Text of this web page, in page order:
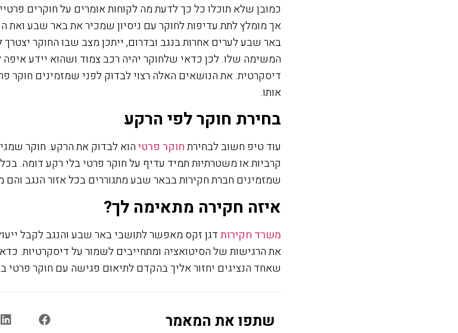
כמובן שלא תוכלו כל כך לדעת מה לקוחות אומרים על חוקרים
אך מומלץ לתת עדיפות לחוקר עם ניסיון שמכיר את באר שבע ואת
באר שבע לערים אחרות בנגב ובדרום, ייתכן מצב שבו החוקר
המשימה שלו. לכן כדאי שלחוקר יהיה רכב צמוד ושהוא יידע
דיסקרטית. את הנושאים האלה רצוי לבדוק לפני שמזמינים חוקר
אותו.
בחירת חוקר לפי הרקע
עוד טיפ חשוב לבחירתחוקר פרטיהוא לבדוק את הרקע. חוקר
קרביות או משטרתיות תמיד עדיף על חוקר פרטי בלי רקע דומה.
שמזמינים חברת חקירות בבאר שבע מתגוררים בכל אזור הנגב והם
איזה חקירה מתאימה לך?
משרד חקירותדגן זקס מאפשר לתושבי באר שבע והנגב לקבל
את הרגישות של הסיטואציה ומתחייבים לשמור על דיסקרטיות.
שאחד הנציגים יחזור אליך בהקדם לתיאום פגישה עם חוקר פרטי
שתפו את המאמר